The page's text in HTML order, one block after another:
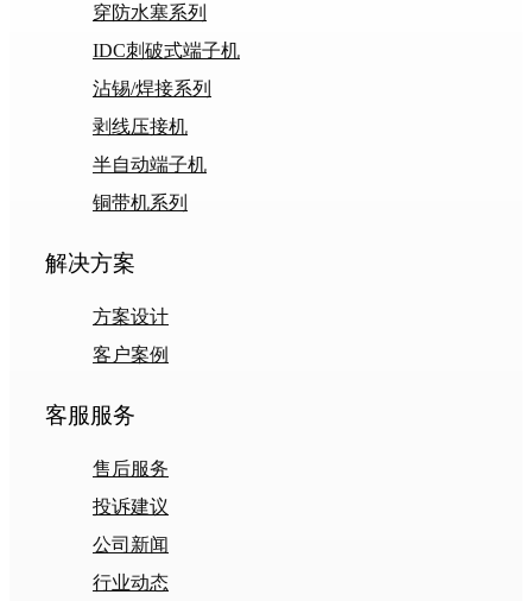
穿防水塞系列
IDC刺破式端子机
沾锡/焊接系列
剥线压接机
半自动端子机
铜带机系列
解决方案
方案设计
客户案例
客服服务
售后服务
投诉建议
公司新闻
行业动态